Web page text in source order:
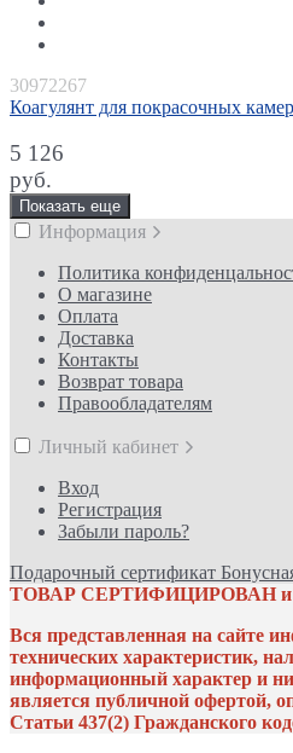
30972267
Коагулянт для покрасочных
5 126
руб.
Показать еще
Информация
Политика
О магазине
Оплата
Доставка
Контакты
Возврат товара
Правообладателям
Личный кабинет
Вход
Регистрация
Забыли пароль?
Подарочный сертификат
ТОВАР СЕРТИФИЦИРОВАН
Вся представленная на сайте
технических характеристик,
информационный характер и
является публичной офертой,
Статьи 437(2) Гражданского